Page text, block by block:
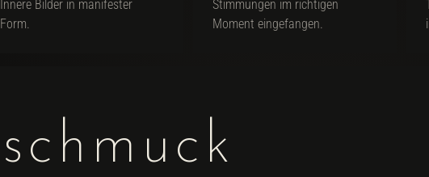
Innere Bilder in manifester
Form.
Stimmungen im richtigen
Moment eingefangen.
schmuck